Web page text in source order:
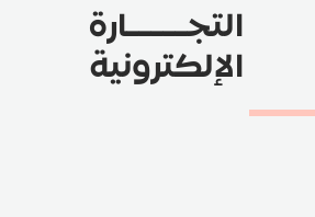
التجـــــارة
الإلكترونية